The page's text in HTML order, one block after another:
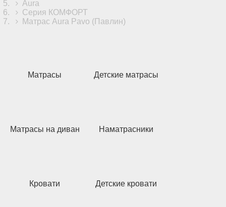
Aura
Серия КОМФОРТ
Матрас Aura Pavo (Павлин)
Матрасы Детские матрасы
Матрасы на диван Наматрасники
Кровати Детские кровати